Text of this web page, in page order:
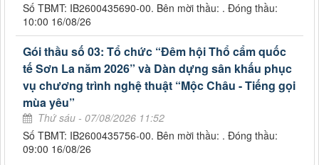
Số TBMT: IB2600435690-00. Bên mời thầu: . Đóng thầu:
10:00 16/08/26
Gói thầu số 03: Tổ chức “Đêm hội Thổ cẩm quốc
tế Sơn La năm 2026” và Dàn dựng sân khấu phục
vụ chương trình nghệ thuật “Mộc Châu - Tiếng gọi
mùa yêu”
Thứ sáu - 07/08/2026 11:52
Số TBMT: IB2600435756-00. Bên mời thầu: . Đóng thầu:
09:00 16/08/26